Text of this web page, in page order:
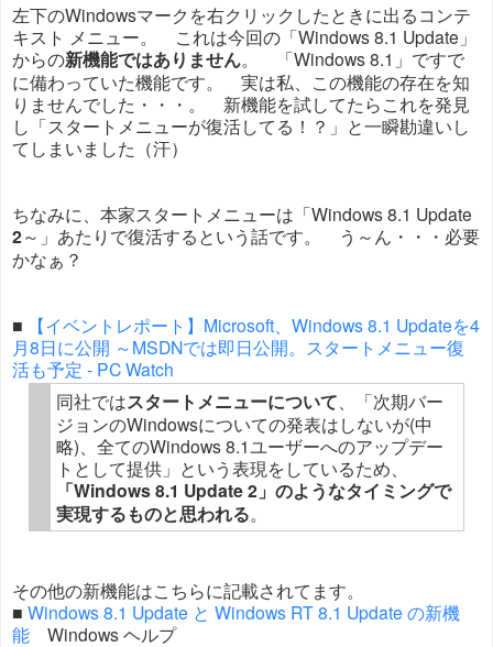
左下のWindowsマークを右クリックしたときに出るコンテ
キスト メニュー。 これは今回の「Windows 8.1 Update」
からの新機能ではありません。 「Windows 8.1」ですで
に備わっていた機能です。 実は私、この機能の存在を知
りませんでした・・・。 新機能を試してたらこれを発見
し「スタートメニューが復活してる！？」と一瞬勘違いし
てしまいました（汗）
ちなみに、本家スタートメニューは「Windows 8.1 Update
2～」あたりで復活するという話です。 う～ん・・・必要
かなぁ？
■
【イベントレポート】Microsoft、Windows 8.1 Updateを4
月8日に公開 ～MSDNでは即日公開。スタートメニュー復
活も予定 - PC Watch
同社ではスタートメニューについて 、「次期バー
ジョンのWindowsについての発表はしないが(中
略)、全てのWindows 8.1ユーザーへのアップデー
トとして提供」という表現をしているため、
「Windows 8.1 Update 2」のようなタイミングで
実現するものと思われる。
その他の新機能はこちらに記載されてます。
■ Windows 8.1 Update と Windows RT 8.1 Update の新機
能 Windows ヘルプ